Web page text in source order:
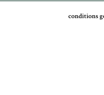
conditions